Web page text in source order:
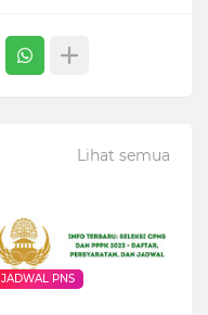
Lihat semua
JADWAL PNS